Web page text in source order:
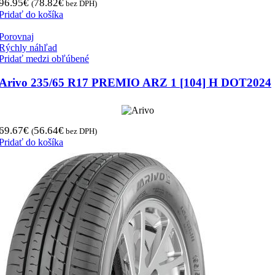
€ (78.82€ bez DPH)
do košíka
náhľad
medzi obľúbené
235/65 R17 PREMIO ARZ 1 [104] H DOT2024
€ (56.64€ bez DPH)
do košíka